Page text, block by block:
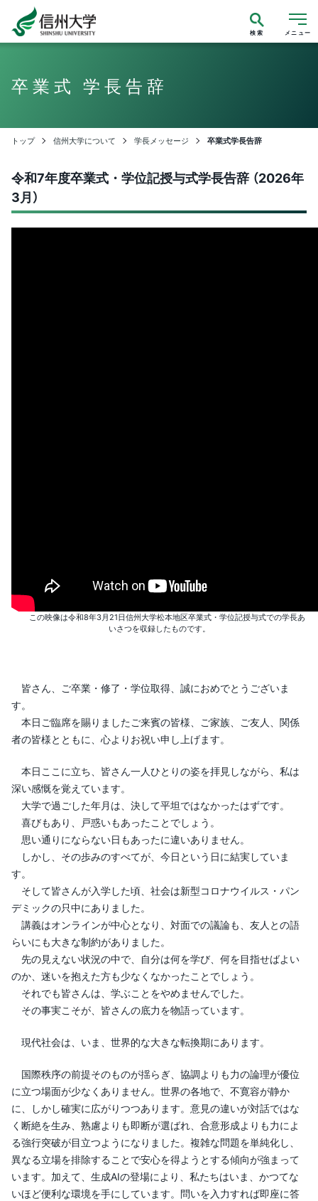
メニュー
検索
卒業式 学長告辞
トップ 信州大学について 学長メッセージ 卒業式学長告辞
令和7年度卒業式・学位記授与式学長告辞 （2026年
3月）
この映像は令和8年3月21日信州大学松本地区卒業式・学位記授与式での学長あ
いさつを収録したものです。
皆さん、ご卒業・修了・学位取得、誠におめでとうございま
す。
本日ご臨席を賜りましたご来賓の皆様、ご家族、ご友人、関係
者の皆様とともに、心よりお祝い申し上げます。
本日ここに立ち、皆さん一人ひとりの姿を拝見しながら、私は
深い感慨を覚えています。
大学で過ごした年月は、決して平坦ではなかったはずです。
喜びもあり、戸惑いもあったことでしょう。
思い通りにならない日もあったに違いありません。
しかし、その歩みのすべてが、今日という日に結実していま
す。
そして皆さんが入学した頃、社会は新型コロナウイルス・パン
デミックの只中にありました。
講義はオンラインが中心となり、対面での議論も、友人との語
らいにも大きな制約がありました。
先の見えない状況の中で、自分は何を学び、何を目指せばよい
のか、迷いを抱えた方も少なくなかったことでしょう。
それでも皆さんは、学ぶことをやめませんでした。
その事実こそが、皆さんの底力を物語っています。
現代社会は、いま、世界的な大きな転換期にあります。
国際秩序の前提そのものが揺らぎ、協調よりも力の論理が優位
に立つ場面が少なくありません。世界の各地で、不寛容が静か
に、しかし確実に広がりつつあります。意見の違いが対話ではな
く断絶を生み、熟慮よりも即断が選ばれ、合意形成よりも力によ
る強行突破が目立つようになりました。複雑な問題を単純化し、
異なる立場を排除することで安心を得ようとする傾向が強まって
います。加えて、生成AIの登場により、私たちはいま、かつてな
いほど便利な環境を手にしています。問いを入力すれば即座に答